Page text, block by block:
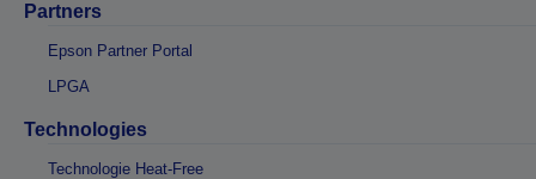
Partners
Epson Partner Portal
LPGA
Technologies
Technologie Heat-Free